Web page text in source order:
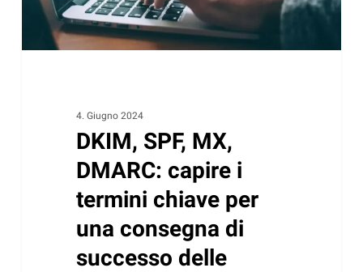
chiave
una
successo4. Giugno 2024
DKIM, SPF, MX,
DMARC: capire i
termini chiave per
una consegna di
successo delle